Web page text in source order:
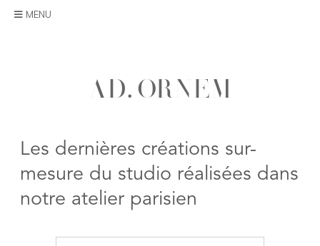
Skip
A D. OR N EM
MENU
Les dernières créations sur-
mesure du studio réalisées dans
notre atelier parisien